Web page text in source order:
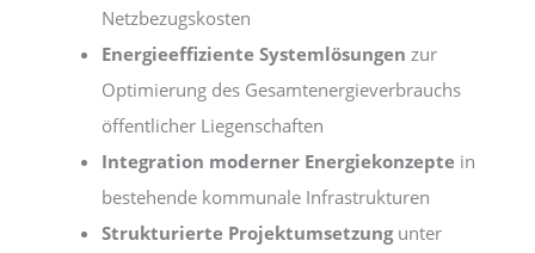
Netzbezugskosten
Energieeffiziente Systemlösungen zur
Optimierung des Gesamtenergieverbrauchs
öffentlicher Liegenschaften
Integration moderner Energiekonzepte in
bestehende kommunale Infrastrukturen
Strukturierte Projektumsetzungunter